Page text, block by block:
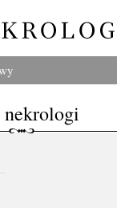
nekrologi